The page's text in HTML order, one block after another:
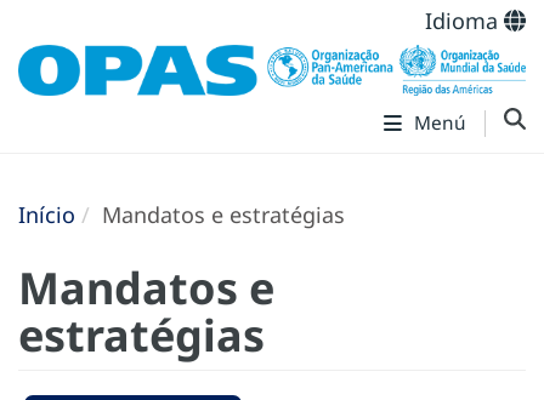
Idioma
Menú
Início Mandatos e estratégias
Mandatos e
estratégias